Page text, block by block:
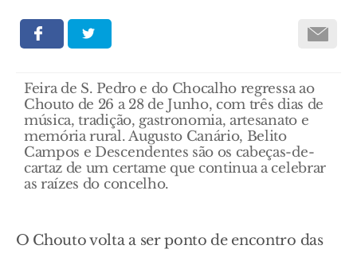
Feira de S. Pedro e do Chocalho regressa ao
Chouto de 26 a 28 de Junho, com três dias de
música, tradição, gastronomia, artesanato e
memória rural. Augusto Canário, Belito
Campos e Descendentes são os cabeças-de-
cartaz de um certame que continua a celebrar
as raízes do concelho.
O Chouto volta a ser ponto de encontro das